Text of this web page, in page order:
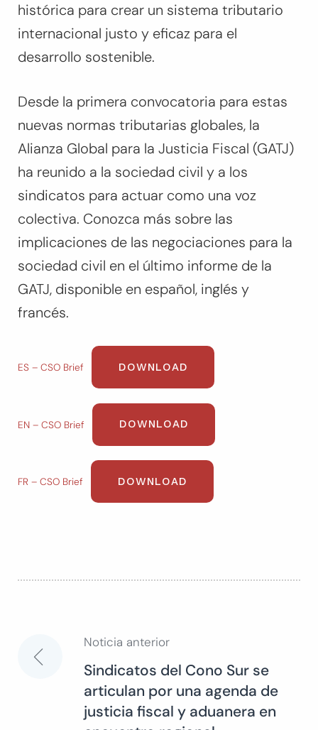
histórica para crear un sistema tributario
internacional justo y eficaz para el
desarrollo sostenible.
Desde la primera convocatoria para estas
nuevas normas tributarias globales, la
Alianza Global para la Justicia Fiscal (GATJ)
ha reunido a la sociedad civil y a los
sindicatos para actuar como una voz
colectiva. Conozca más sobre las
implicaciones de las negociaciones para la
sociedad civil en el último informe de la
GATJ, disponible en español, inglés y
francés.
ES – CSO Brief DOWNLOAD
EN – CSO Brief DOWNLOAD
FR – CSO Brief DOWNLOAD
Navegación
Noticia anterior
Sindicatos del Cono Sur se
articulan por una agenda de
justicia fiscal y aduanera en